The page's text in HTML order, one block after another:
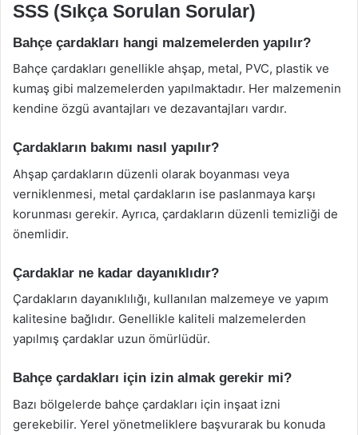
SSS (Sıkça Sorulan Sorular)
Bahçe çardakları hangi malzemelerden yapılır?
Bahçe çardakları genellikle ahşap, metal, PVC, plastik ve
kumaş gibi malzemelerden yapılmaktadır. Her malzemenin
kendine özgü avantajları ve dezavantajları vardır.
Çardakların bakımı nasıl yapılır?
Ahşap çardakların düzenli olarak boyanması veya
verniklenmesi, metal çardakların ise paslanmaya karşı
korunması gerekir. Ayrıca, çardakların düzenli temizliği de
önemlidir.
Çardaklar ne kadar dayanıklıdır?
Çardakların dayanıklılığı, kullanılan malzemeye ve yapım
kalitesine bağlıdır. Genellikle kaliteli malzemelerden
yapılmış çardaklar uzun ömürlüdür.
Bahçe çardakları için izin almak gerekir mi?
Bazı bölgelerde bahçe çardakları için inşaat izni
gerekebilir. Yerel yönetmeliklere başvurarak bu konuda